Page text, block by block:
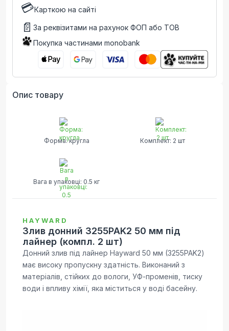
💳Карткою на сайті
📄 За реквізитами на рахунок ФОП або ТОВ
Покупка частинами monobank
Опис товару
Форма: кругла Комплект: 2 шт
Вага в упаковці: 0.5 кг
HAYWARD
Злив донний 3255PAK2 50 мм під
лайнер (компл. 2 шт)
Донний злив під лайнер Hayward 50 мм (3255PAK2)
має високу пропускну здатність. Виконаний з
матеріалів, стійких до вологи, УФ-променів, тиску
води і впливу хімії, яка міститься у воді басейну.